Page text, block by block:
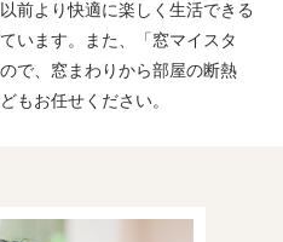
前より快適に楽しく生活できる
います。また、「窓マイスタ
で、窓まわりから部屋の断熱
もお任せください。